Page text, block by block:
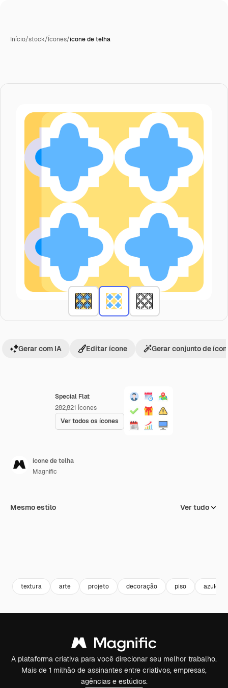
Início/stock/Ícones/ícone de telha
Special Flat
282,821 Ícones
Ver todos os ícones
Gerar com IA Editar ícone Gerar conjunto de
ícone de telha
Magnific
Mesmo estilo Ver tudo
textura arte projeto decoração piso azulejo
A plataforma criativa para você direcionar seu melhor trabalho.
Mais de 1 milhão de assinantes entre criativos, empresas,
agências e estúdios.